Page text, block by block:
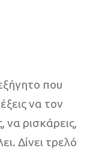
που
να τον
να ρισκάρεις,
Δίνει τρελό